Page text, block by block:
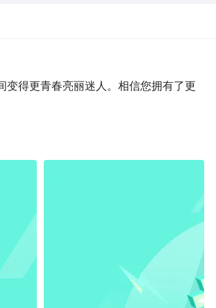
变得更青春亮丽迷人。相信您拥有了更